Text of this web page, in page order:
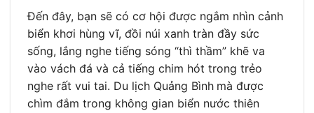
Đến đây, bạn sẽ có cơ hội được ngắm nhìn cảnh
biển khơi hùng vĩ, đồi núi xanh tràn đầy sức
sống, lắng nghe tiếng sóng “thì thầm” khẽ va
vào vách đá và cả tiếng chim hót trong trẻo
nghe rất vui tai. Du lịch Quảng Bình mà được
chìm đắm trong không gian biển nước thiên